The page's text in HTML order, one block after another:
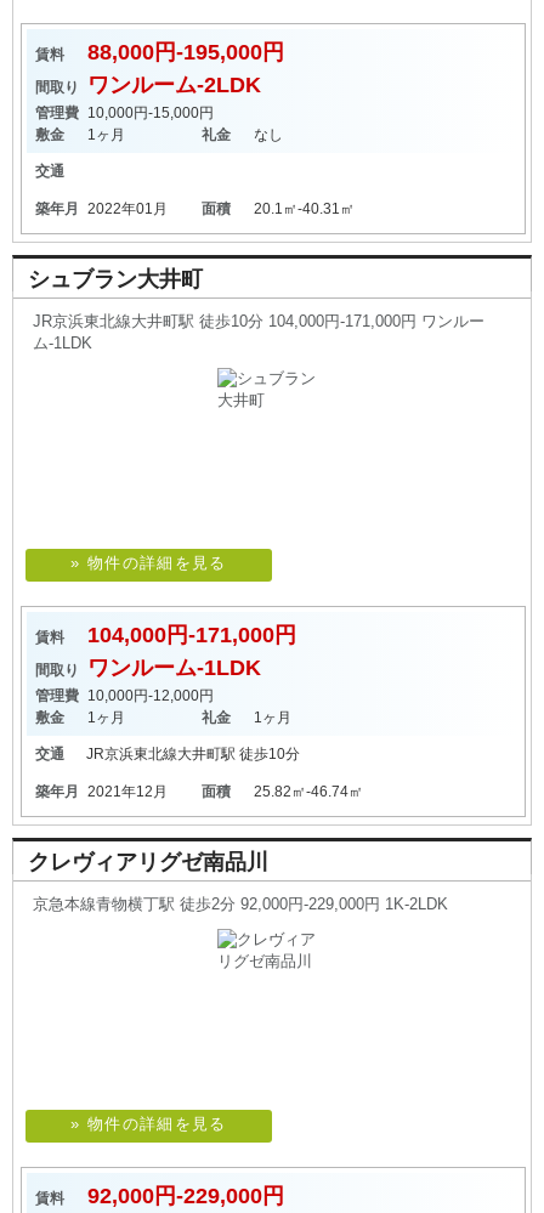
賃料 88,000円-195,000円
間取り ワンルーム-2LDK
管理費 10,000円-15,000円
敷金
1ヶ月 礼金 なし
交通
築年月 2022年01月 面積 20.1㎡-40.31㎡
シュブラン大井町
JR京浜東北線大井町駅 徒歩10分 104,000円-171,000円 ワンルー
ム-1LDK
» 物件の詳細を見る
賃料 104,000円-171,000円
間取り ワンルーム-1LDK
管理費 10,000円-12,000円
敷金
1ヶ月 礼金 1ヶ月
交通 JR京浜東北線大井町駅 徒歩10分
築年月 2021年12月 面積 25.82㎡-46.74㎡
クレヴィアリグゼ南品川
京急本線青物横丁駅 徒歩2分 92,000円-229,000円 1K-2LDK
» 物件の詳細を見る
賃料 92,000円-229,000円